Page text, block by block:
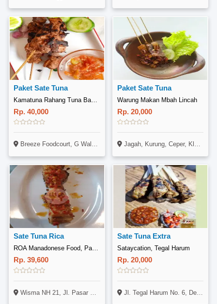
Paket Sate Tuna
Rp. 40,000
Breeze Foodcourt, G Walk, Citraland, Surabaya
Paket Sate Tuna
Warung Makan Mbah Lincah
Rp. 20,000
Jagah, Kurung, Ceper, Klaten
Sate Tuna Rica
ROA Manadonese Food, Pancoran
Rp. 39,600
Wisma NH 21, Jl. Pasar Minggu Raya No. 2B-C, Pancoran, Jakarta
Sate Tuna Extra
Sataycation, Tegal Harum
Rp. 20,000
Jl. Tegal Harum No. 6, Denpasar Timur, Bali